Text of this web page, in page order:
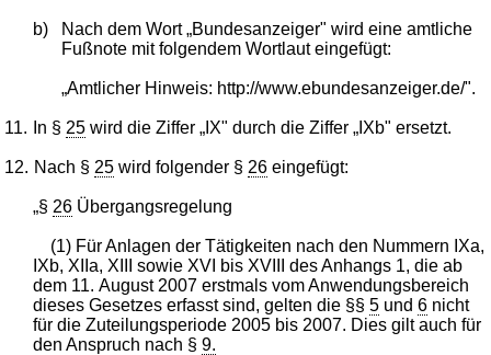
b)
Nach dem Wort „Bundesanzeiger" wird eine amtliche
Fußnote mit folgendem Wortlaut eingefügt:
„Amtlicher Hinweis: http://www.ebundesanzeiger.de/".
11. In § 25 wird die Ziffer „IX" durch die Ziffer „IXb" ersetzt.
12. Nach § 25 wird folgender § 26 eingefügt:
„§ 26 Übergangsregelung
(1) Für Anlagen der Tätigkeiten nach den Nummern IXa,
IXb, XIIa, XIII sowie XVI bis XVIII des Anhangs 1, die ab
dem 11. August 2007 erstmals vom Anwendungsbereich
dieses Gesetzes erfasst sind, gelten die §§5 und6 nicht
für die Zuteilungsperiode 2005 bis 2007. Dies gilt auch für
den Anspruch nach §9.